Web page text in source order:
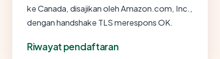
ke Canada, disajikan oleh Amazon.com, Inc.,
dengan handshake TLS merespons OK.
Riwayat pendaftaran